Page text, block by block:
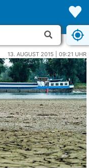
13. AUGUST 2015 | 09:21 UHR